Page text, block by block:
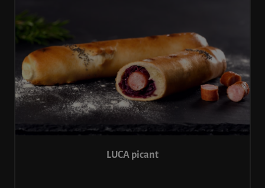
LUCA picant